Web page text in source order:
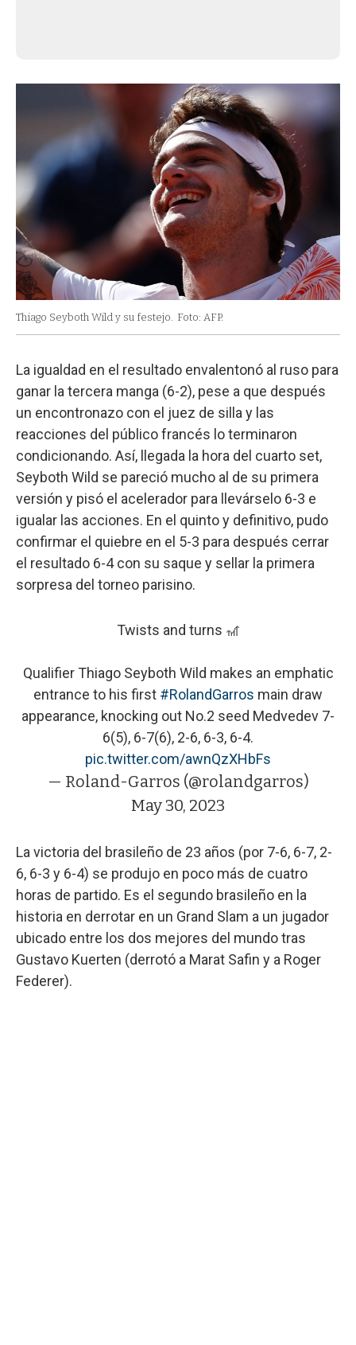
Thiago Seyboth Wild y su festejo. Foto: AFP.
La igualdad en el resultado envalentonó al ruso para
ganar la tercera manga (6-2), pese a que después
un encontronazo con el juez de silla y las
reacciones del público francés lo terminaron
condicionando. Así, llegada la hora del cuarto set,
Seyboth Wild se pareció mucho al de su primera
versión y pisó el acelerador para llevárselo 6-3 e
igualar las acciones. En el quinto y definitivo, pudo
confirmar el quiebre en el 5-3 para después cerrar
el resultado 6-4 con su saque y sellar la primera
sorpresa del torneo parisino.
Twists and turns 🎢
Qualifier Thiago Seyboth Wild makes an emphatic
entrance to his first #RolandGarros main draw
appearance, knocking out No.2 seed Medvedev 7-
6(5), 6-7(6), 2-6, 6-3, 6-4.
pic.twitter.com/awnQzXHbFs
— Roland-Garros (@rolandgarros)
May 30, 2023
La victoria del brasileño de 23 años (por 7-6, 6-7, 2-
6, 6-3 y 6-4) se produjo en poco más de cuatro
horas de partido. Es el segundo brasileño en la
historia en derrotar en un Grand Slam a un jugador
ubicado entre los dos mejores del mundo tras
Gustavo Kuerten (derrotó a Marat Safin y a Roger
Federer).